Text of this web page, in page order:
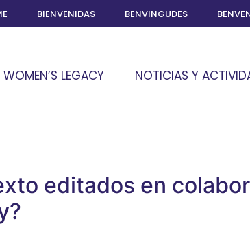
BIENVENIDAS BENVINGUDES
WOMEN’S LEGACY NOTICIAS Y
editados en